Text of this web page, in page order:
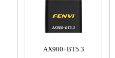
AX900+BT5.3